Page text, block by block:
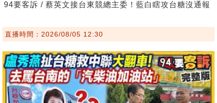
94要客訴 / 蔡英文接台東競總主委！藍白瞎攻台糖沒通報
直播時間：2026/08/05 12:30